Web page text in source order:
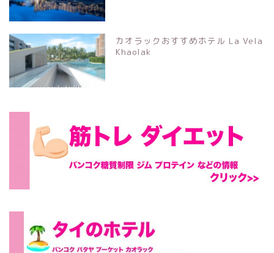
カオラックおすすめホテル La Vela
Khaolak